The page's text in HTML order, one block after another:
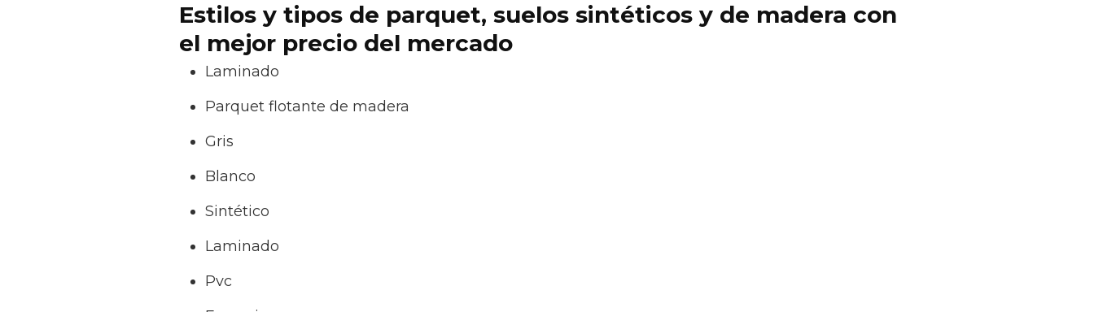
Estilos y tipos de parquet, suelos sintéticos y de madera con
el mejor precio del mercado
Laminado
Parquet flotante de madera
Gris
Blanco
Sintético
Laminado
Pvc